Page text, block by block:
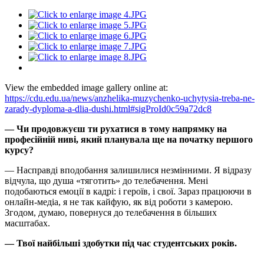
View the embedded image gallery online at:
https://cdu.edu.ua/news/anzhelika-muzychenko-uchytysia-treba-ne-
zarady-dyploma-a-dlia-dushi.html#sigProId0c59a72dc8
— Чи продовжуєш ти рухатися в тому напрямку на
професійній ниві, який планувала ще на початку першого
курсу?
— Насправді вподобання залишилися незмінними. Я відразу
відчула, що душа «тяготить» до телебачення. Мені
подобаються емоції в кадрі: і героїв, і свої. Зараз працюючи в
онлайн-медіа, я не так кайфую, як від роботи з камерою.
Згодом, думаю, повернуся до телебачення в більших
масштабах.
— Твої найбільші здобутки під час студентських років.